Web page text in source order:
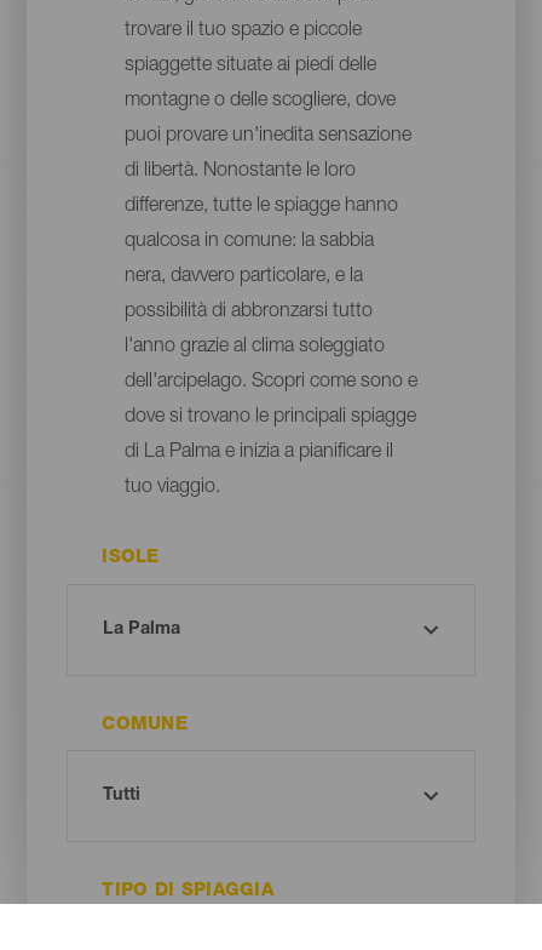
trovare il tuo spazio e piccole
spiaggette situate ai piedi delle
montagne o delle scogliere, dove
puoi provare un'inedita sensazione
di libertà. Nonostante le loro
differenze, tutte le spiagge hanno
qualcosa in comune: la sabbia
nera, davvero particolare, e la
possibilità di abbronzarsi tutto
l'anno grazie al clima soleggiato
dell'arcipelago. Scopri come sono e
dove si trovano le principali spiagge
di La Palma e inizia a pianificare il
tuo viaggio.
ISOLE
COMUNE
TIPO DI SPIAGGIA